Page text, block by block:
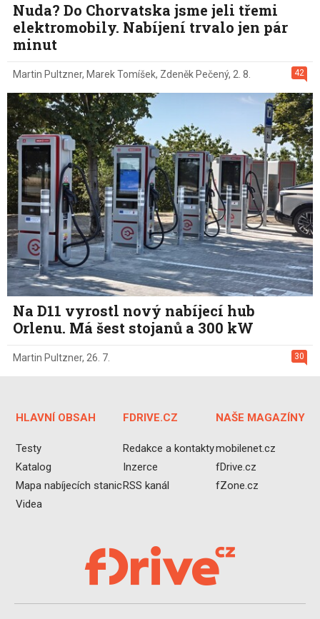
Nuda? Do Chorvatska jsme jeli třemi
elektromobily. Nabíjení trvalo jen pár
minut
42
Martin Pultzner, Marek Tomíšek, Zdeněk Pečený, 2. 8.
Na D11 vyrostl nový nabíjecí hub
Orlenu. Má šest stojanů a 300 kW
30
Martin Pultzner, 26. 7.
HLAVNÍ OBSAH
Testy
Katalog
Mapa nabíjecích stanic
Videa
FDRIVE.CZ
Redakce a kontakty
Inzerce
RSS kanál
NAŠE MAGAZÍNY
mobilenet.cz
fDrive.cz
fZone.cz